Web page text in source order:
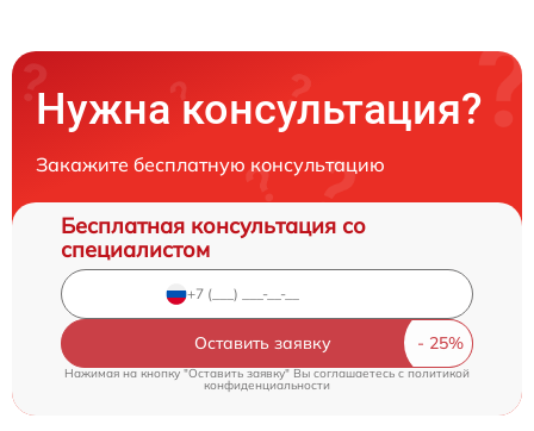
Нужна консультация?
Закажите бесплатную консультацию
Бесплатная консультация со
специалистом
Оставить заявку
Нажимая на кнопку "Оставить заявку" Вы соглашаетесь cполитикой
конфиденциальности